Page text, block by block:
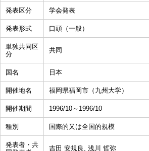
発表区分 学会発表
発表形式 口頭（一般）
単独共同区
分
共同
国名 日本
開催地名 福岡県福岡市（九州大学）
開催期間 1996/10～1996/10
種別 国際的又は全国的規模
発表者・共
吉田 安規良 , 浅川 哲弥